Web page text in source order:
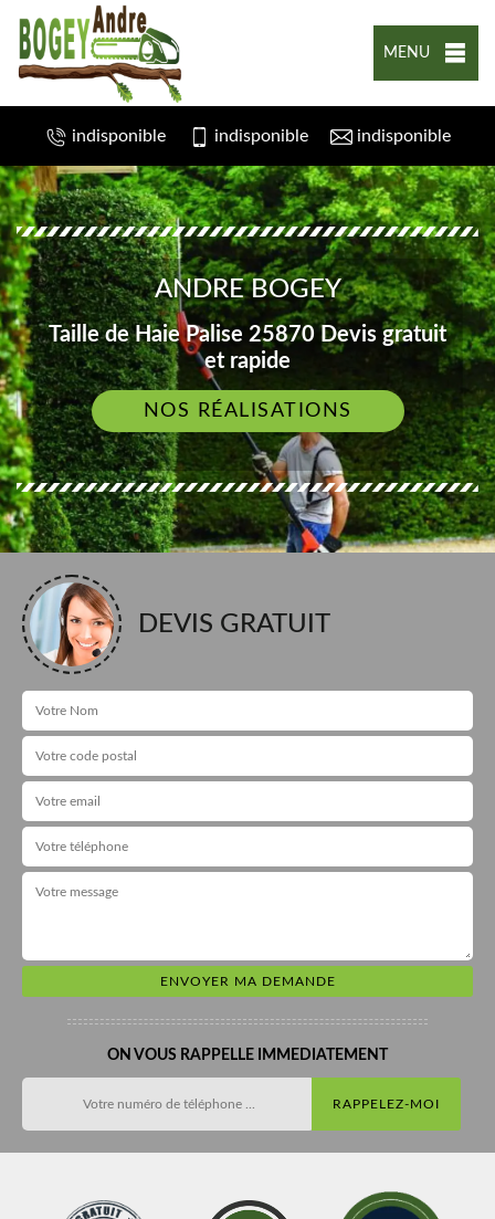
MENU
indisponible indisponible indisponible
ANDRE BOGEY
Taille de Haie Palise 25870 Devis gratuit
et rapide
NOS RÉALISATIONS
DEVIS GRATUIT
ON VOUS RAPPELLE IMMEDIATEMENT